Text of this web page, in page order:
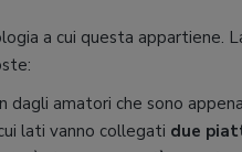
a cui questa appartiene.
dagli amatori che sono
lati vanno collegati due